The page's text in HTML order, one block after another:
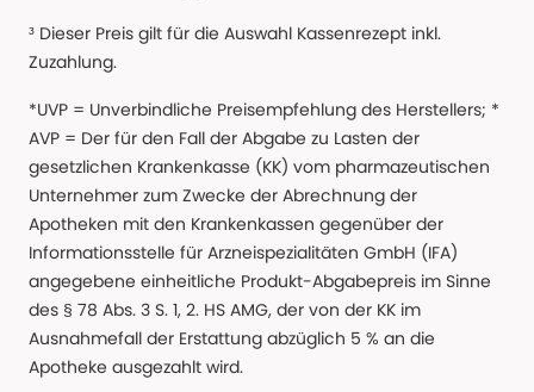
³ Dieser Preis gilt für die Auswahl Kassenrezept inkl.
Zuzahlung.
*UVP = Unverbindliche Preisempfehlung des Herstellers; *
AVP = Der für den Fall der Abgabe zu Lasten der
gesetzlichen Krankenkasse (KK) vom pharmazeutischen
Unternehmer zum Zwecke der Abrechnung der
Apotheken mit den Krankenkassen gegenüber der
Informationsstelle für Arzneispezialitäten GmbH (IFA)
angegebene einheitliche Produkt-Abgabepreis im Sinne
des § 78 Abs. 3 S. 1, 2. HS AMG, der von der KK im
Ausnahmefall der Erstattung abzüglich 5 % an die
Apotheke ausgezahlt wird.